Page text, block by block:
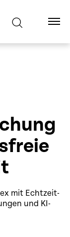
mit Echtzeit-
und KI-